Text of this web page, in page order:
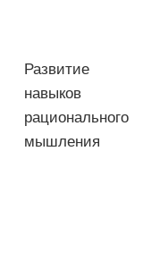
Развитие
навыков
рационального
мышления